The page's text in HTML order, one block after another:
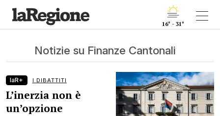
16° - 31°
Notizie su Finanze Cantonali
laR+ I DIBATTITI
L’inerzia non è
un’opzione